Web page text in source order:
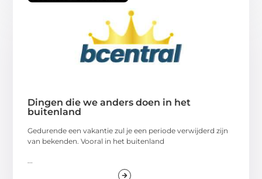
Dingen die we anders doen in het
buitenland
Gedurende een vakantie zul je een periode verwijderd zijn
van bekenden. Vooral in het buitenland